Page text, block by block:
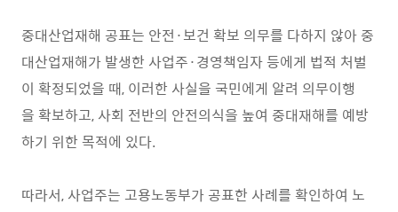
중대산업재해 공표는 안전·보건 확보 의무를 다하지 않아 중
대산업재해가 발생한 사업주·경영책임자 등에게 법적 처벌
이 확정되었을 때, 이러한 사실을 국민에게 알려 의무이행
을 확보하고, 사회 전반의 안전의식을 높여 중대재해를 예방
하기 위한 목적에 있다.
따라서, 사업주는 고용노동부가 공표한 사례를 확인하여 노